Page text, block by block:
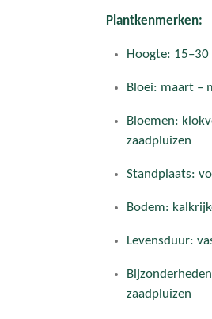
Plantkenmerken:
Hoogte: 15–30
Bloei: maart –
Bloemen:
zaadpluizen
Standplaats:
Bodem:
Levensduur:
zaadpluizen